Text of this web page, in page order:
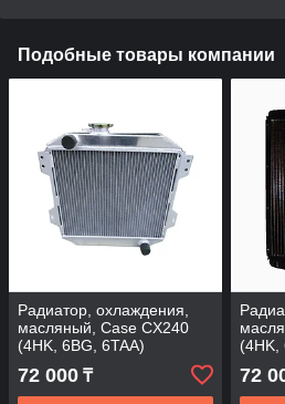
Подобные товары компании
Радиатор, охлаждения,
масляный, Case CX240
(4HK, 6BG, 6TAA)
72 000 ₸
(4HK,
72